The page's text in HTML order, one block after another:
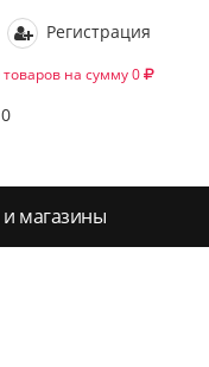
Регистрация
товаров на сумму 0
0
и магазины